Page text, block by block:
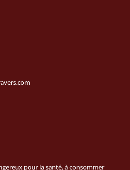
pour la santé, à consommer